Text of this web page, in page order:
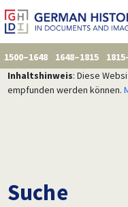
1500–1648 1648–1815
Inhaltshinweis: Diese
empfunden werden können.
Suche